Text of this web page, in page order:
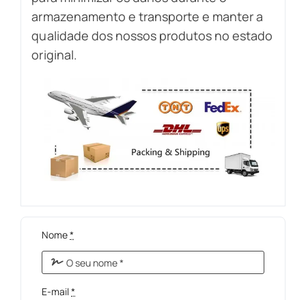
armazenamento e transporte e manter a
qualidade dos nossos produtos no estado
original.
Nome*
E-mail*